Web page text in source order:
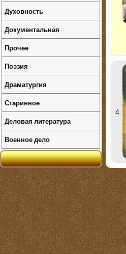
4
Духовность
Документальная
Прочее
Поэзия
Драматургия
Старинное
Деловая литература
Военное дело